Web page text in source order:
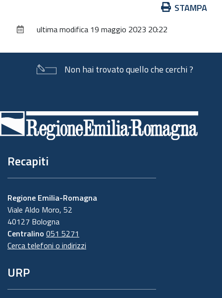
documento
STAMPA
ultima modifica 19 maggio 2023 20:22
Non hai trovato quello che cerchi ?
di
pagina
Recapiti
Regione Emilia-Romagna
Viale Aldo Moro, 52
40127 Bologna
Centralino 051 5271
Cerca telefoni o indirizzi
URP